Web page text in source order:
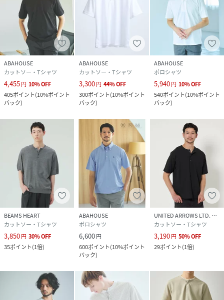
ABAHOUSE
カットソー・Tシャツ
4,455円 10%OFF
405ポイント(10%ポイント
バック)
ABAHOUSE
カットソー・Tシャツ
3,300円 44%OFF
300ポイント(10%ポイント
バック)
ABAHOUSE
ポロシャツ
5,940円 10%OFF
540ポイント(10%ポイント
バック)
BEAMS HEART
カットソー・Tシャツ
3,850円 30%OFF
35ポイント(1倍)
ABAHOUSE
ポロシャツ
6,600円
600ポイント(10%ポイント
バック)
UNITED ARROWS LTD. OUTLET
カットソー・Tシャツ
3,190円 50%OFF
29ポイント(1倍)